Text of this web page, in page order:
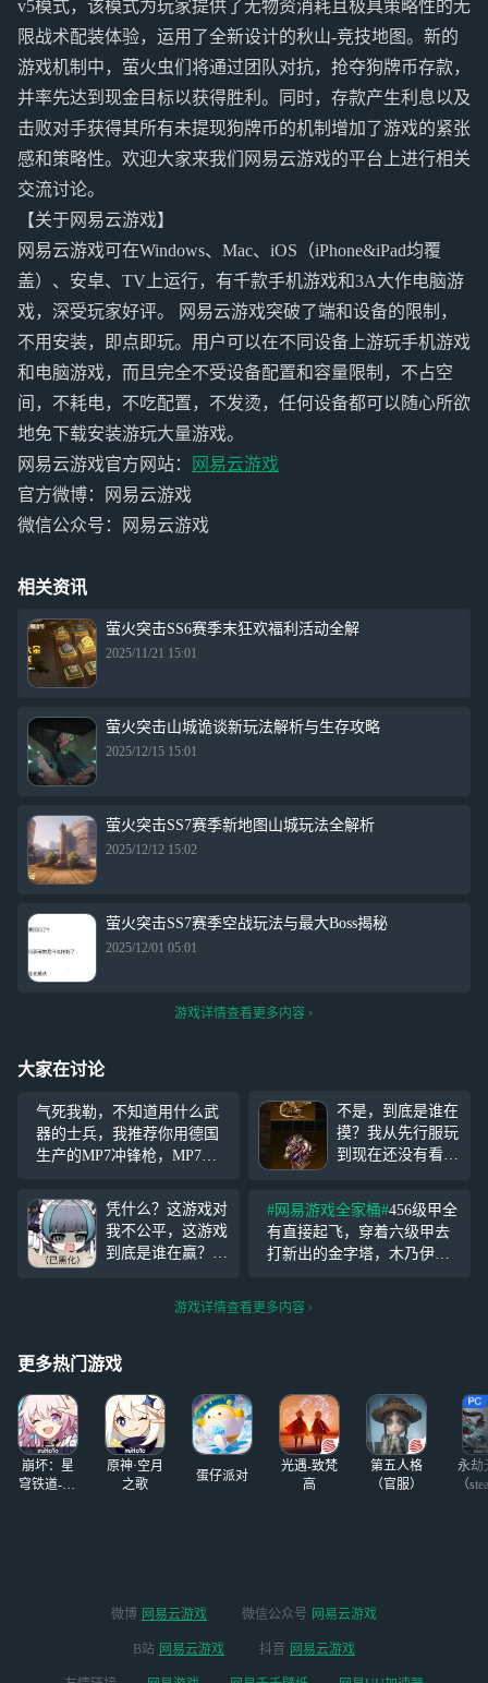
v5模式，该模式为玩家提供了无物资消耗且极具策略性的无
限战术配装体验，运用了全新设计的秋山-竞技地图。新的
游戏机制中，萤火虫们将通过团队对抗，抢夺狗牌币存款，
并率先达到现金目标以获得胜利。同时，存款产生利息以及
击败对手获得其所有未提现狗牌币的机制增加了游戏的紧张
感和策略性。欢迎大家来我们网易云游戏的平台上进行相关
交流讨论。
【关于网易云游戏】
网易云游戏可在Windows、Mac、iOS（iPhone&iPad均覆
盖）、安卓、TV上运行，有千款手机游戏和3A大作电脑游
戏，深受玩家好评。 网易云游戏突破了端和设备的限制，
不用安装，即点即玩。用户可以在不同设备上游玩手机游戏
和电脑游戏，而且完全不受设备配置和容量限制，不占空
间，不耗电，不吃配置，不发烫，任何设备都可以随心所欲
地免下载安装游玩大量游戏。
网易云游戏官方网站：
网易云游戏
官方微博：网易云游戏
微信公众号：网易云游戏
相关资讯
萤火突击SS6赛季末狂欢福利活动全解
2025/11/21 15:01
萤火突击山城诡谈新玩法解析与生存攻略
2025/12/15 15:01
萤火突击SS7赛季新地图山城玩法全解析
2025/12/12 15:02
萤火突击SS7赛季空战玩法与最大Boss揭秘
2025/12/01 05:01
游戏详情查看更多内容
大家在讨论
气死我勒，不知道用什么武
器的士兵，我推荐你用德国
生产的MP7冲锋枪，MP7由
卫武器。1999年正式亮相，2
000年被德军采用作制试。但
不知道如何改枪的士兵，这
里就推荐这种极低
不是，到底是谁在
摸？我从先行服玩
到现在还没有看
还是用电脑玩先行
服。 什么时候才
能出啊？
凭什么？这游戏对
我不公平，这游戏
到底是谁在赢？你
老六，最后成为了
老六。热到一对探
顿胖揍这游戏。太
平，我起六道被ak
3级弹穿，别人骑
五套六一枪爆头都
干，干
#网易游戏全家桶#456级甲全
有直接起飞，穿着六级甲去
打新出的金字塔，木乃伊里
撤离直接钻了好吧，赚了不
游戏详情查看更多内容
更多热门游戏
崩坏：星
穹铁道-4.4
原神·空月
之歌
蛋仔派对
光遇-致梵
高
第五人格
（官服）
永劫
（
微博 网易云游戏 微信公众号 网易云游戏
B站 网易云游戏 抖音 网易云游戏